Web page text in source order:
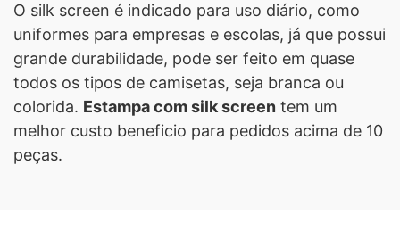
O silk screen é indicado para uso diário, como
uniformes para empresas e escolas, já que possui
grande durabilidade, pode ser feito em quase
todos os tipos de camisetas, seja branca ou
colorida. Estampa com silk screen tem um
melhor custo beneficio para pedidos acima de 10
peças.